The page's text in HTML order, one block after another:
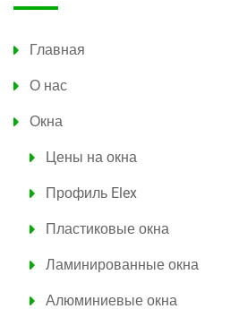
Главная
О нас
Окна
Цены на окна
Профиль Elex
Пластиковые окна
Ламинированные окна
Алюминиевые окна